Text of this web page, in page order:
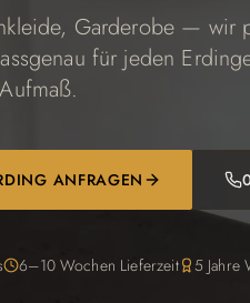
Garderobe — wir
für jeden
ANFRAGEN
6–10 Wochen Lieferzeit 5 Jahre